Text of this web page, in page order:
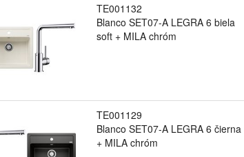
TE001132
Blanco SET07-A LEGRA 6 biela
soft + MILA chróm
TE001129
Blanco SET07-A LEGRA 6 čierna
+ MILA chróm